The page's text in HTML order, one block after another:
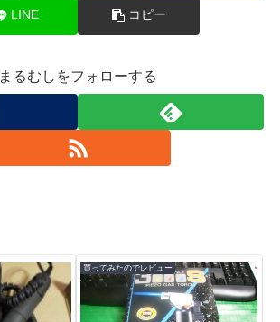
LINE コピー
まるむしをフォローする
買ってみたのでレビュー